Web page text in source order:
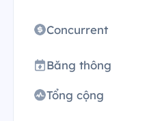
Concurrent
Băng thông
Tổng cộng